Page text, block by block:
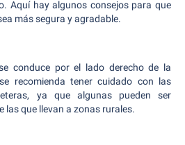
Aquí hay algunos consejos para que
más segura y agradable.
conduce por el lado derecho de la
recomienda tener cuidado con las
ya que algunas pueden ser
las que llevan a zonas rurales.